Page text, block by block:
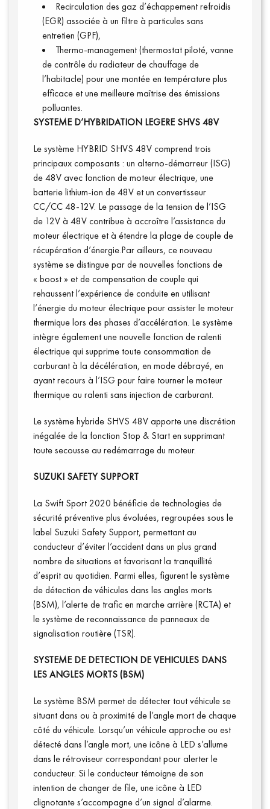
Connexion
Qui sommes-nous ?
Recirculation des gaz d’échappement refroidis
(EGR) associée à un filtre à particules sans
entretien (GPF),
Thermo-management (thermostat piloté, vanne
de contrôle du radiateur de chauffage de
l’habitacle) pour une montée en température plus
efficace et une meilleure maîtrise des émissions
polluantes.
SYSTEME D’HYBRIDATION LEGERE SHVS 48V
Le système HYBRID SHVS 48V comprend trois
principaux composants : un alterno-démarreur (ISG)
de 48V avec fonction de moteur électrique, une
batterie lithium-ion de 48V et un convertisseur
CC/CC 48-12V. Le passage de la tension de l’ISG
de 12V à 48V contribue à accroître l’assistance du
moteur électrique et à étendre la plage de couple de
récupération d’énergie.Par ailleurs, ce nouveau
système se distingue par de nouvelles fonctions de
« boost » et de compensation de couple qui
rehaussent l’expérience de conduite en utilisant
l’énergie du moteur électrique pour assister le moteur
thermique lors des phases d’accélération. Le système
intègre également une nouvelle fonction de ralenti
électrique qui supprime toute consommation de
carburant à la décélération, en mode débrayé, en
ayant recours à l’ISG pour faire tourner le moteur
thermique au ralenti sans injection de carburant.
Le système hybride SHVS 48V apporte une discrétion
inégalée de la fonction Stop & Start en supprimant
toute secousse au redémarrage du moteur.
SUZUKI SAFETY SUPPORT
La Swift Sport 2020 bénéficie de technologies de
sécurité préventive plus évoluées, regroupées sous le
label Suzuki Safety Support, permettant au
conducteur d’éviter l’accident dans un plus grand
nombre de situations et favorisant la tranquillité
d’esprit au quotidien. Parmi elles, figurent le système
de détection de véhicules dans les angles morts
(BSM), l’alerte de trafic en marche arrière (RCTA) et
le système de reconnaissance de panneaux de
signalisation routière (TSR).
SYSTEME DE DETECTION DE VEHICULES DANS
LES ANGLES MORTS (BSM)
Le système BSM permet de détecter tout véhicule se
situant dans ou à proximité de l’angle mort de chaque
côté du véhicule. Lorsqu’un véhicule approche ou est
détecté dans l’angle mort, une icône à LED s’allume
dans le rétroviseur correspondant pour alerter le
conducteur. Si le conducteur témoigne de son
intention de changer de file, une icône à LED
clignotante s’accompagne d’un signal d’alarme.